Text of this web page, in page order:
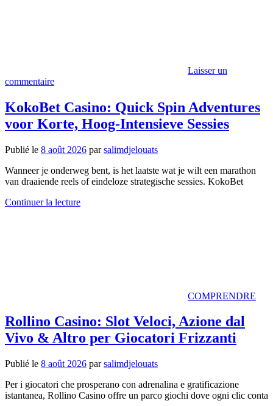
Laisser un
commentaire
KokoBet Casino: Quick Spin Adventures
voor Korte, Hoog‑Intensieve Sessies
Publié le 8 août 2026 parsalimdjelouats
Wanneer je onderweg bent, is het laatste wat je wilt een marathon
van draaiende reels of eindeloze strategische sessies. KokoBet
Continuer la lecture
COMPRENDRE
Rollino Casino: Slot Veloci, Azione dal
Vivo & Altro per Giocatori Frizzanti
Publié le 8 août 2026 parsalimdjelouats
Per i giocatori che prosperano con adrenalina e gratificazione
istantanea, Rollino Casino offre un parco giochi dove ogni clic conta